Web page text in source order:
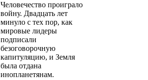
Человечество проиграло
войну. Двадцать лет
минуло с тех пор, как
мировые лидеры
подписали
безоговорочную
капитуляцию, и Земля
была отдана
инопланетянам.